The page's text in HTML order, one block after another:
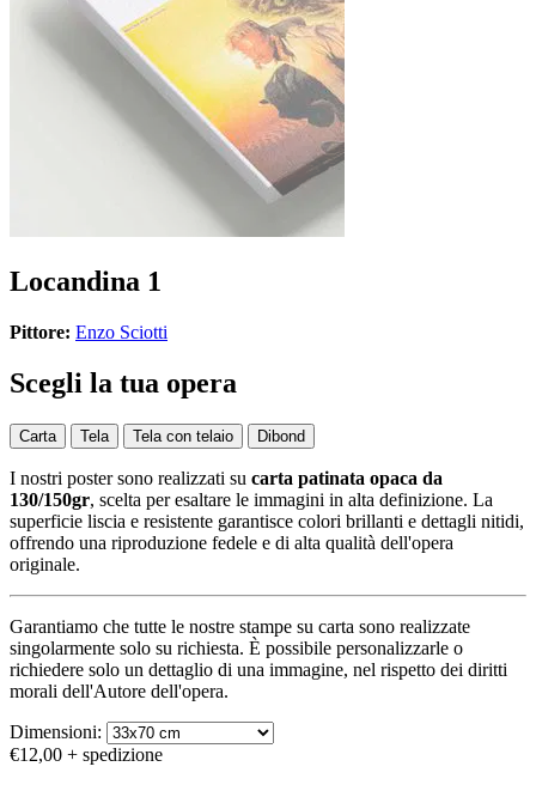
Locandina 1
Pittore: Enzo Sciotti
Scegli la tua opera
Carta Tela Tela con telaio Dibond
I nostri poster sono realizzati su carta patinata opaca da
130/150gr, scelta per esaltare le immagini in alta definizione. La
superficie liscia e resistente garantisce colori brillanti e dettagli nitidi,
offrendo una riproduzione fedele e di alta qualità dell'opera
originale.
Garantiamo che tutte le nostre stampe su carta sono realizzate
singolarmente solo su richiesta. È possibile personalizzarle o
richiedere solo un dettaglio di una immagine, nel rispetto dei diritti
morali dell'Autore dell'opera.
Dimensioni:
€12,00 + spedizione